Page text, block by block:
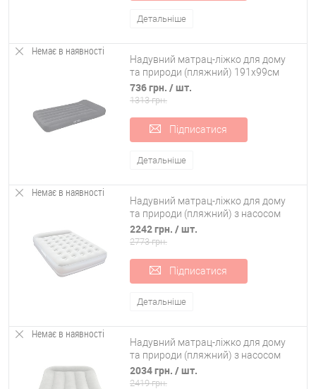
Детальніше
Немає в наявності
Надувний матрац-ліжко для дому
та природи (пляжний) 191х99см
Intex (66767)
736 грн. / шт.
1313 грн.
Підписатися
Детальніше
Немає в наявності
Надувний матрац-ліжко для дому
та природи (пляжний) з насосом
203х152см Bestway (67459)
2242 грн. / шт.
2773 грн.
Підписатися
Детальніше
Немає в наявності
Надувний матрац-ліжко для дому
та природи (пляжний) з насосом
191х99см Intex (64116)
2034 грн. / шт.
2419 грн.